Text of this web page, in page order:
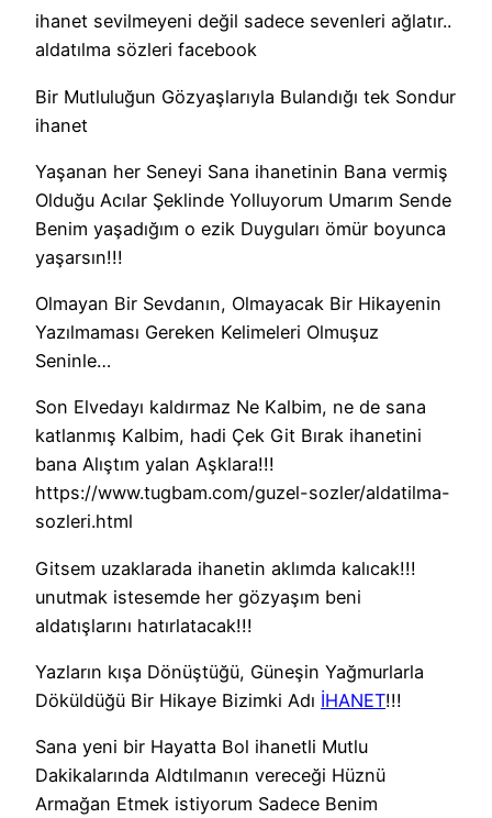
ihanet sevilmeyeni değil sadece sevenleri ağlatır..
aldatılma sözleri facebook
Bir Mutluluğun Gözyaşlarıyla Bulandığı tek Sondur
ihanet
Yaşanan her Seneyi Sana ihanetinin Bana vermiş
Olduğu Acılar Şeklinde Yolluyorum Umarım Sende
Benim yaşadığım o ezik Duyguları ömür boyunca
yaşarsın!!!
Olmayan Bir Sevdanın, Olmayacak Bir Hikayenin
Yazılmaması Gereken Kelimeleri Olmuşuz
Seninle…
Son Elvedayı kaldırmaz Ne Kalbim, ne de sana
katlanmış Kalbim, hadi Çek Git Bırak ihanetini
bana Alıştım yalan Aşklara!!!
https://www.tugbam.com/guzel-sozler/aldatilma-
sozleri.html
Gitsem uzaklarada ihanetin aklımda kalıcak!!!
unutmak istesemde her gözyaşım beni
aldatışlarını hatırlatacak!!!
Yazların kışa Dönüştüğü, Güneşin Yağmurlarla
Döküldüğü Bir Hikaye Bizimki Adı İHANET!!!
Sana yeni bir Hayatta Bol ihanetli Mutlu
Dakikalarında Aldtılmanın vereceği Hüznü
Armağan Etmek istiyorum Sadece Benim